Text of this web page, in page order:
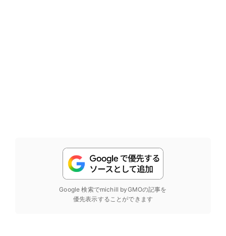
Google 検索でmichill byGMOの記事を
優先表示することができます